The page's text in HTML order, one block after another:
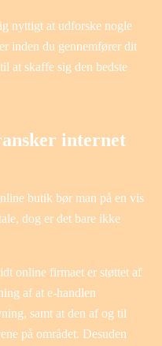
nyttigt at udforske nogle
inden du gennemfører dit
at skaffe sig den bedste
internet
butik bør man på en vis
dog er det bare ikke
online firmaet er støttet af
af at e-handlen
samt at den af og til
på området. Desuden